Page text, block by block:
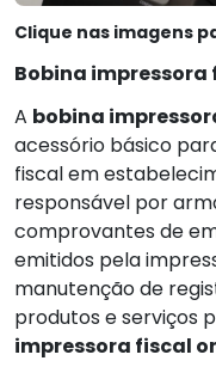
Clique nas imagens
Bobina
A bobina
acessório básico
fiscal em
responsável por
comprovantes de
emitidos pela
manutenção de
produtos e serviços
impressora fiscal